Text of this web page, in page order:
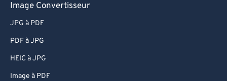
Image Convertisseur
JPG à PDF
PDF à JPG
HEIC à JPG
Image à PDF